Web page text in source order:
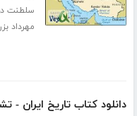
سلطنت
مهرداد
دانلود کتاب تاریخ ایران